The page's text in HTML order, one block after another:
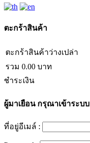
ตะกร้าสินค้า
ตะกร้าสินค้าว่างเปล่า
รวม 0.00 บาท
ชำระเงิน
ผู้มาเยือนกรุณาเข้าระบบ
ที่อยู่อีเมล์ :